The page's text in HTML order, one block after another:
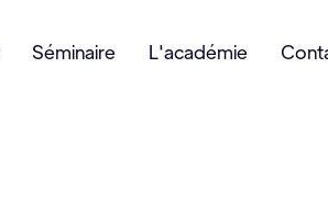
Séminaire L'académie